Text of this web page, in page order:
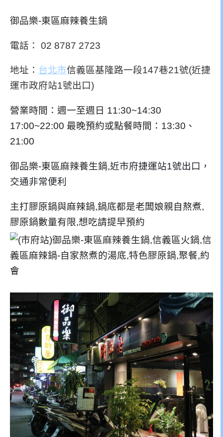
御品樂-東區麻辣養生鍋
電話： 02 8787 2723
地址： 台北市信義區基隆路一段147巷21號(近捷
運市政府站1號出口)
營業時間 ： 週一至週日 11:30~14:30
17:00~22:00 最晚預約或點餐時間：13:30、
21:00
御品樂-東區麻辣養生鍋,近市府捷運站1號出口，
交通非常便利
主打膠原鍋與麻辣鍋,鍋底都是老闆娘親自熬煮,
膠原鍋數量有限,想吃請提早預約